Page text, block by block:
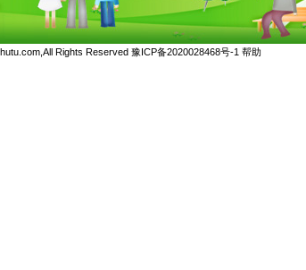
Rights Reserved 豫ICP备2020028468号-1 帮助